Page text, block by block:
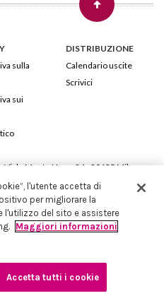
sulla
sui
DISTRIBUZIONE
Calendario uscite
Scrivici
Viale Monte Nero, 84 - 20135 Milano
- Capitale Sociale 258.250 €
nr.198004 e REA nr.1051898
l'utente accetta di
per migliorare la
l'utilizzo del sito e assistere
Maggiori informazioni
Accetta tutti i cookie